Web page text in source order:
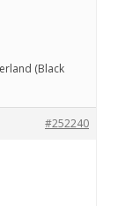
(Black
#252240